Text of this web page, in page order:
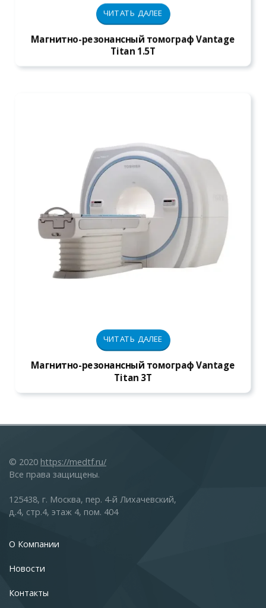
ЧИТАТЬ ДАЛЕЕ
Магнитно-резонансный томограф Vantage
Titan 1.5T
ЧИТАТЬ ДАЛЕЕ
Магнитно-резонансный томограф Vantage
Titan 3T
© 2020 https://medtf.ru/
Все права защищены.
125438, г. Москва, пер. 4-й Лихачевский,
д.4, стр.4, этаж 4, пом. 404
О Компании
Новости
Контакты